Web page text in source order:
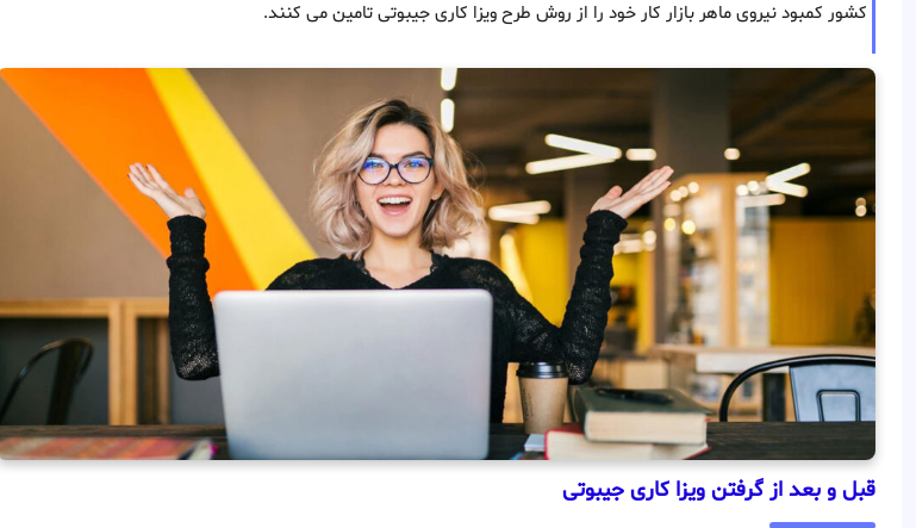
کشور کمبود نیروی ماهر بازار کار خود را از روش طرح ویزا کاری جیبوتی تامین می کنند.
قبل و بعد از گرفتن ویزا کاری جیبوتی